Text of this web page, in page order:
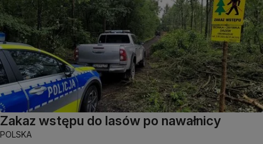
Zakaz wstępu do lasów po nawałnicy
POLSKA